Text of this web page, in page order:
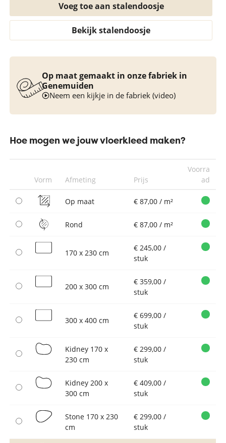
Voeg toe aan stalendoosje
Bekijk stalendoosje
Op maat gemaakt in onze fabriek in
Genemuiden
Neem een kijkje in de fabriek (video)
Hoe mogen we jouw vloerkleed maken?
Vorm Afmeting Prijs
Voorra
ad
Op maat € 87,00 / m²
Rond € 87,00 / m²
170 x 230 cm
€ 245,00 /
stuk
200 x 300 cm
€ 359,00 /
stuk
300 x 400 cm
€ 699,00 /
stuk
Kidney 170 x
230 cm
€ 299,00 /
stuk
Kidney 200 x
300 cm
€ 409,00 /
stuk
Stone 170 x 230
cm
€ 299,00 /
stuk